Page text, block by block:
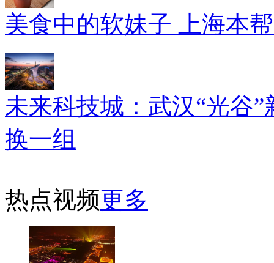
美食中的软妹子 上海本
未来科技城：武汉“光谷”
换一组
热点视频更多